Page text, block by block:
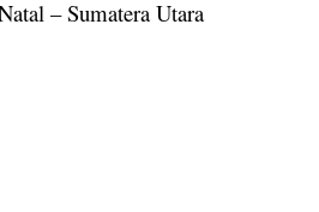
– Sumatera Utara